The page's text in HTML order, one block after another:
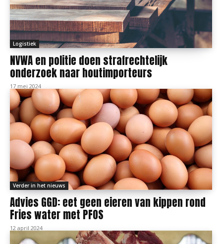
Logistiek
NVWA en politie doen strafrechtelijk
onderzoek naar houtimporteurs
17 mei 2024
Verder in het nieuws
Advies GGD: eet geen eieren van kippen rond
Fries water met PFOS
12 april 2024